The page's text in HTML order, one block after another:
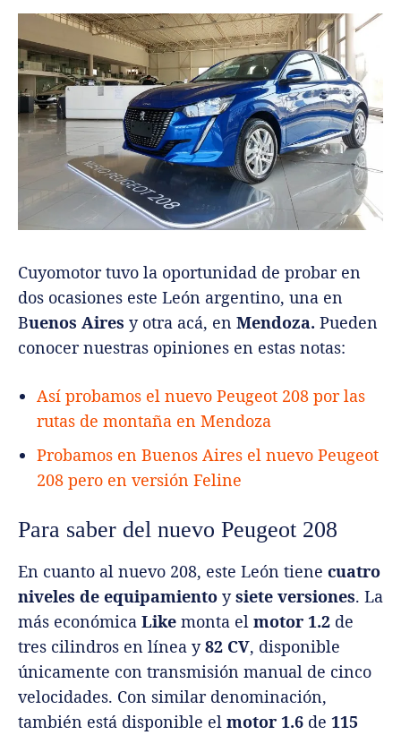
Cuyomotor tuvo la oportunidad de probar en
dos ocasiones este León argentino, una en
Buenos Aires y otra acá, en Mendoza. Pueden
conocer nuestras opiniones en estas notas:
Así probamos el nuevo Peugeot 208 por las
rutas de montaña en Mendoza
Probamos en Buenos Aires el nuevo Peugeot
208 pero en versión Feline
Para saber del nuevo Peugeot 208
En cuanto al nuevo 208, este León tiene cuatro
niveles de equipamiento ysiete versiones. La
más económica Like monta el motor 1.2 de
tres cilindros en línea y82 CV, disponible
únicamente con transmisión manual de cinco
velocidades. Con similar denominación,
también está disponible el motor 1.6 de 115